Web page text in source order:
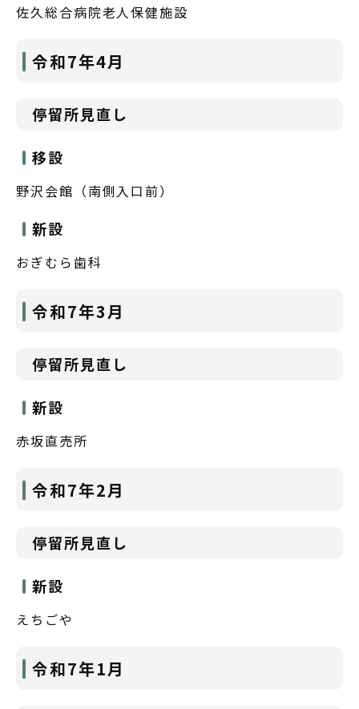
佐久総合病院老人保健施設
令和7年4月
停留所見直し
移設
野沢会館（南側入口前）
新設
おぎむら歯科
令和7年3月
停留所見直し
新設
赤坂直売所
令和7年2月
停留所見直し
新設
えちごや
令和7年1月